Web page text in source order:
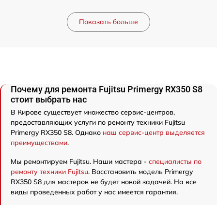
Показать больше
Почему для ремонта Fujitsu Primergy RX350 S8
стоит выбрать нас
В Кирове существует множество сервис-центров,
предоставляющих услуги по ремонту техники Fujitsu
Primergy RX350 S8. Однако наш сервис-центр выделяется
преимуществами.
Мы ремонтируем Fujitsu. Наши мастера - специалисты по
ремонту техники Fujitsu. Восстановить модель Primergy
RX350 S8 для мастеров не будет новой задачей. На все
виды проведенных работ у нас имеется гарантия.